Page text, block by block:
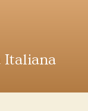
Italiana